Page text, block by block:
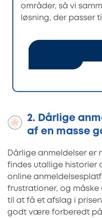
områder, så vi
løsning, der passer
2. Dårlige
af en masse
Dårlige anmeldelser
findes utallige historier
online
frustrationer, og
til at få et afslag i
godt være forberedt på